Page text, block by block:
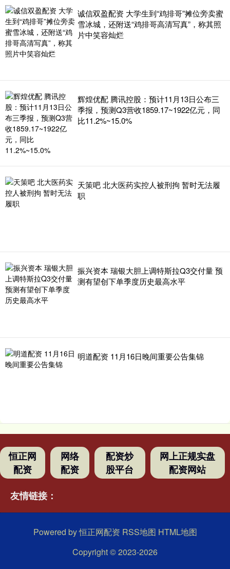
诚信双盈配资 大学生到“鸡排哥”摊位旁卖蜜
雪冰城，还附送“鸡排哥高清写真”，称其照
片中笑容灿烂
辉煌优配 腾讯控股：预计11月13日公布三
季报，预测Q3营收1859.17~1922亿元，同
比11.2%~15.0%
天策吧 北大医药实控人被刑拘 暂时无法履
职
振兴资本 瑞银大胆上调特斯拉Q3交付量 预
测有望创下单季度历史最高水平
明道配资 11月16日晚间重要公告集锦
恒正网
配资
网络
配资
配资炒
股平台
网上正规实盘
配资网站
友情链接：
Powered by恒正网配资 RSS地图 HTML地图
Copyright© 2023-2026